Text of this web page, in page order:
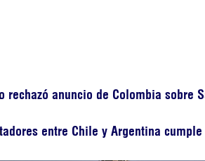
rechazó anuncio de Colombia sobre
entre Chile y Argentina